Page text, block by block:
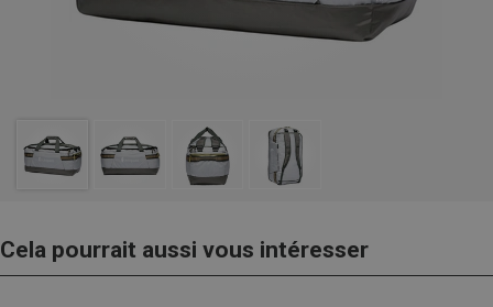
Cela pourrait aussi vous intéresser